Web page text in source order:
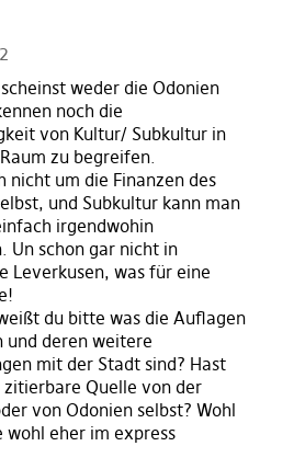
weder die Odonien
noch die
von Kultur/ Subkultur in
zu begreifen.
nicht um die Finanzen des
und Subkultur kann man
irgendwohin
Un schon gar nicht in
Leverkusen, was für eine
du bitte was die Auflagen
und deren weitere
mit der Stadt sind? Hast
Quelle von der
von Odonien selbst? Wohl
wohl eher im express